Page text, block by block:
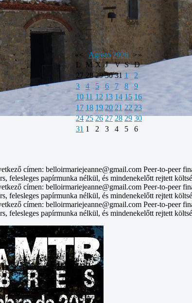
«< Agosto 2026 >»
L
M X J V S
D
27 28 29 30 31 1
2
3
4 5 6 7 8
9
10 11 12 13 14 15 16
17 18 19 20 21 22 23
24 25 26 27 28 29 30
31 1 2 3 4 5 6
címen: belloirmariejeanne@gmail.com Peer-to-peer
felesleges papírmunka nélkül, és mindenekelőtt rejtett
címen: belloirmariejeanne@gmail.com Peer-to-peer
felesleges papírmunka nélkül, és mindenekelőtt rejtett
címen: belloirmariejeanne@gmail.com Peer-to-peer
felesleges papírmunka nélkül, és mindenekelőtt rejtett